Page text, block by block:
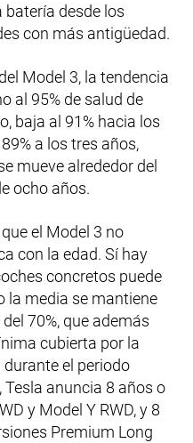
desde los
con más antigüedad.
Model 3, la tendencia
al 95% de salud de
baja al 91% hacia los
a los tres años,
mueve alrededor del
ocho años.
el Model 3 no
con la edad. Sí hay
concretos puede
la media se mantiene
70%, que además
cubierta por la
el periodo
Tesla anuncia 8 años o
y Model Y RWD, y 8
Premium Long